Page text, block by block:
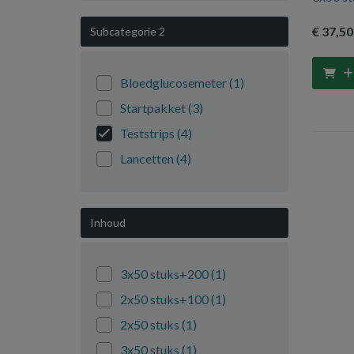
Subcategorie 2
Bloedglucosemeter(1)
Startpakket(3)
Teststrips (4)
Lancetten (4)
Inhoud
3x50 stuks+200(1)
2x50 stuks+100(1)
2x50 stuks (1)
3x50 stuks (1)
€ 37,50